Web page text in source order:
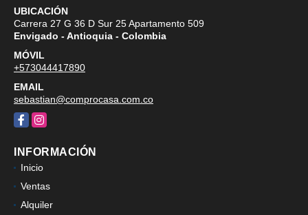
UBICACIÓN
Carrera 27 G 36 D Sur 25 Apartamento 509
Envigado - Antioquia - Colombia
MÓVIL
+573044417890
EMAIL
sebastian@comprocasa.com.co
FacebookInstagram
INFORMACIÓN
Inicio
Ventas
Alquiler